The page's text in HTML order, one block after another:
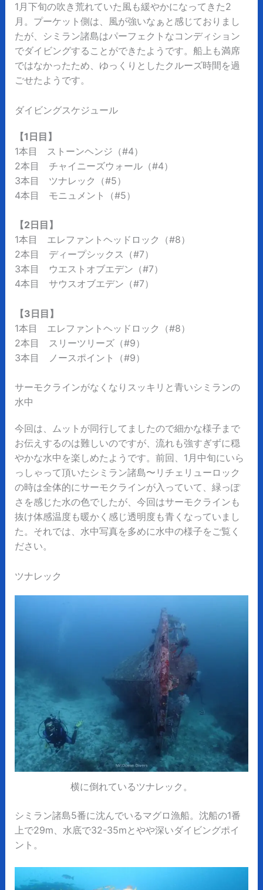
1月下旬の吹き荒れていた風も緩やかになってきた2
月。プーケット側は、風が強いなぁと感じておりまし
たが、シミラン諸島はパーフェクトなコンディション
でダイビングすることができたようです。船上も満席
ではなかったため、ゆっくりとしたクルーズ時間を過
ごせたようです。
ダイビングスケジュール
【1日目】
1本目 ストーンヘンジ（#4）
2本目 チャイニーズウォール（#4）
3本目 ツナレック（#5）
4本目 モニュメント（#5）
【2日目】
1本目 エレファントヘッドロック（#8）
2本目 ディープシックス（#7）
3本目 ウエストオブエデン（#7）
4本目 サウスオブエデン（#7）
【3日目】
1本目 エレファントヘッドロック（#8）
2本目 スリーツリーズ（#9）
3本目 ノースポイント（#9）
サーモクラインがなくなりスッキリと青いシミランの
水中
今回は、ムットが同行してましたので細かな様子まで
お伝えするのは難しいのですが、流れも強すぎずに穏
やかな水中を楽しめたようです。 前回、1月中旬にいら
っしゃって頂いたシミラン諸島〜リチェリューロック
の時は全体的にサーモクラインが入っていて、緑っぽ
さを感じた水の色でしたが、今回はサーモクラインも
抜け体感温度も暖かく感じ透明度も青くなっていまし
た。 それでは、水中写真を多めに水中の様子をご覧く
ださい。
ツナレック
横に倒れているツナレック。
シミラン諸島5番に沈んでいるマグロ漁船。沈船の1番
上で29m、水底で32-35mとやや深いダイビングポイ
ント。